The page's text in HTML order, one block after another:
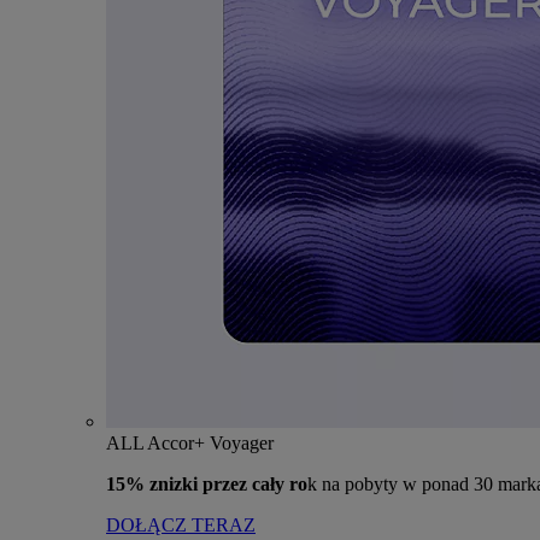
ALL Accor+ Voyager
15% znizki przez cały rok na pobyty w ponad 30
DOŁĄCZ TERAZ